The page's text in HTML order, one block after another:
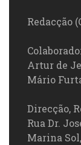
Redacção
Artur de
Mário
Direcção,
Rua Dr.
Marina